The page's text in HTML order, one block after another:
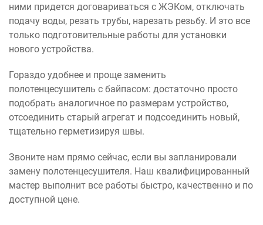
ними придется договариваться с ЖЭКом, отключать
подачу воды, резать трубы, нарезать резьбу. И это все
только подготовительные работы для установки
нового устройства.
Гораздо удобнее и проще заменить
полотенцесушитель с байпасом: достаточно просто
подобрать аналогичное по размерам устройство,
отсоединить старый агрегат и подсоединить новый,
тщательно герметизируя швы.
Звоните нам прямо сейчас, если вы запланировали
замену полотенцесушителя. Наш квалифицированный
мастер выполнит все работы быстро, качественно и по
доступной цене.